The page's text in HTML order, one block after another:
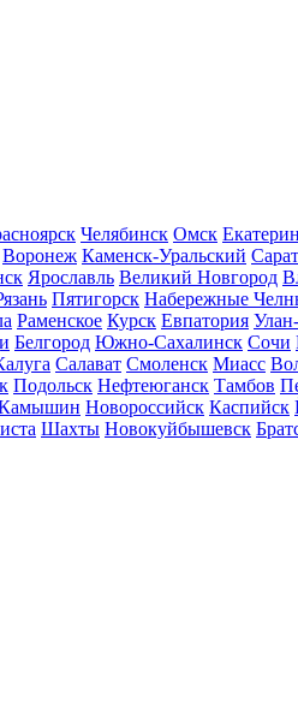
Челябинск Омск
Воронеж Каменск-Уральский
Ярославль Великий Новгород
Пятигорск Набережные
Раменское Курск Евпатория
Белгород Южно-Сахалинск Сочи
Салават Смоленск Миасс
Подольск Нефтеюганск Тамбов
Новороссийск Каспийск
Шахты Новокуйбышевск